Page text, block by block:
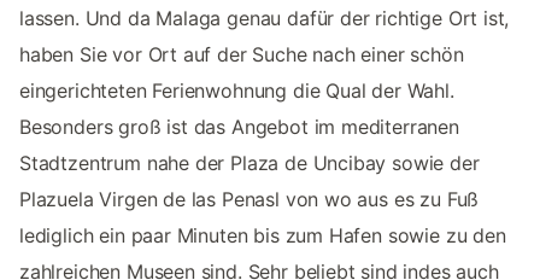
lassen. Und da Malaga genau dafür der richtige Ort ist,
haben Sie vor Ort auf der Suche nach einer schön
eingerichteten Ferienwohnung die Qual der Wahl.
Besonders groß ist das Angebot im mediterranen
Stadtzentrum nahe der Plaza de Uncibay sowie der
Plazuela Virgen de las Penasl von wo aus es zu Fuß
lediglich ein paar Minuten bis zum Hafen sowie zu den
zahlreichen Museen sind. Sehr beliebt sind indes auch